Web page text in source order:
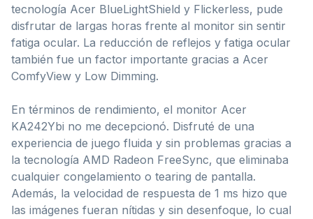
tecnología Acer BlueLightShield y Flickerless, pude
disfrutar de largas horas frente al monitor sin sentir
fatiga ocular. La reducción de reflejos y fatiga ocular
también fue un factor importante gracias a Acer
ComfyView y Low Dimming.
En términos de rendimiento, el monitor Acer
KA242Ybi no me decepcionó. Disfruté de una
experiencia de juego fluida y sin problemas gracias a
la tecnología AMD Radeon FreeSync, que eliminaba
cualquier congelamiento o tearing de pantalla.
Además, la velocidad de respuesta de 1 ms hizo que
las imágenes fueran nítidas y sin desenfoque, lo cual